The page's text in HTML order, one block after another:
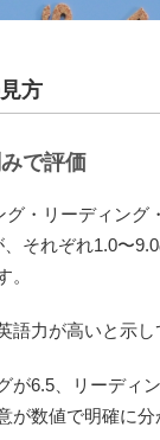
方
で評価
グ・リーディング
それぞれ1.0〜
。
語力が高いと示し
が6.5、リーディ
が数値で明確に分